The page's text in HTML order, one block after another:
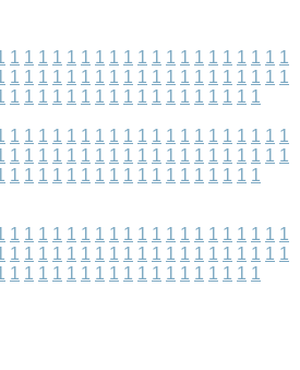
1 1 1 1 1 1 1 1 1 1 1 1 1 1 1 1 1 1 1 1
1 1 1 1 1 1 1 1 1 1 1 1 1 1 1 1 1 1 1 1
1 1 1 1 1 1 1 1 1 1 1 1 1 1 1 1 1 1
1 1 1 1 1 1 1 1 1 1 1 1 1 1 1 1 1 1 1 1
1 1 1 1 1 1 1 1 1 1 1 1 1 1 1 1 1 1 1 1
1 1 1 1 1 1 1 1 1 1 1 1 1 1 1 1 1 1
1 1 1 1 1 1 1 1 1 1 1 1 1 1 1 1 1 1 1 1
1 1 1 1 1 1 1 1 1 1 1 1 1 1 1 1 1 1 1 1
1 1 1 1 1 1 1 1 1 1 1 1 1 1 1 1 1 1